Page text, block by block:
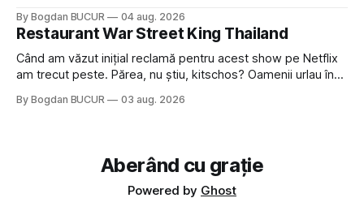
Dexonline spune de etimologia termenului de popă că ar
veni din slava veche, popŭ,
By Bogdan BUCUR 04 aug. 2026
Restaurant War Street King Thailand
Când am văzut inițial reclamă pentru acest show pe Netflix
am trecut peste. Părea, nu știu, kitschos? Oamenii urlau în
fine dining din alte show-uri... așa că am zis pas. Apoi ceva,
By Bogdan BUCUR 03 aug. 2026
Aberând cu grație
Powered by Ghost